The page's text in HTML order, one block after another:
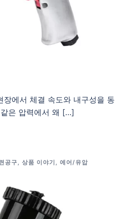
장에서 체결 속도와 내구성을 동
은 압력에서 왜 […]
공구, 상품 이야기 , 에어/유압